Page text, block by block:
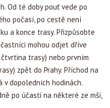
Od té doby pouť vede po
počasí, po cestě není
a konce trasy. Přizpůsobte
mohou odjet dříve
trasy) nebo prvním
zpět do Prahy. Příchod na
v dopoledních hodinách.
po účasti na některé ze mší,